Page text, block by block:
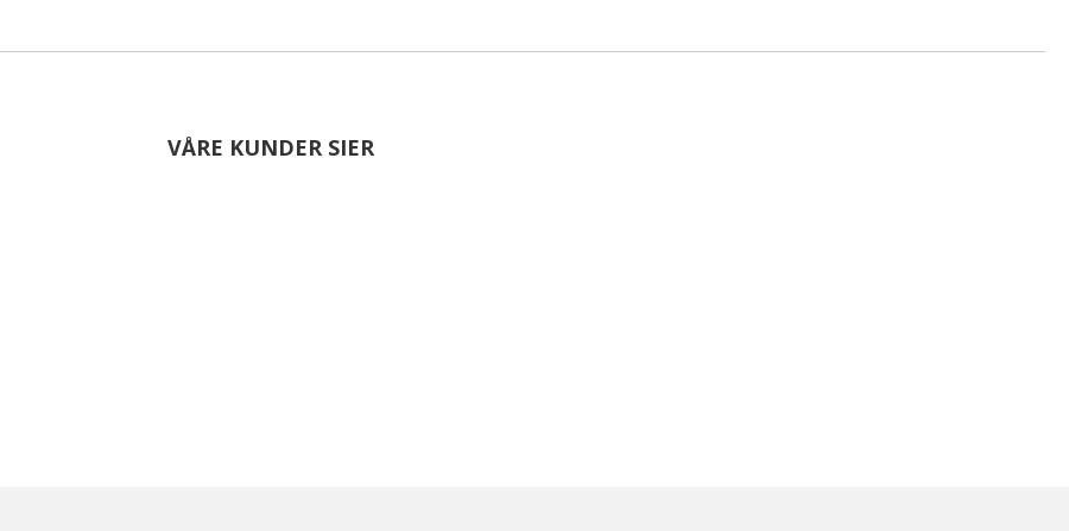
VÅRE KUNDER SIER